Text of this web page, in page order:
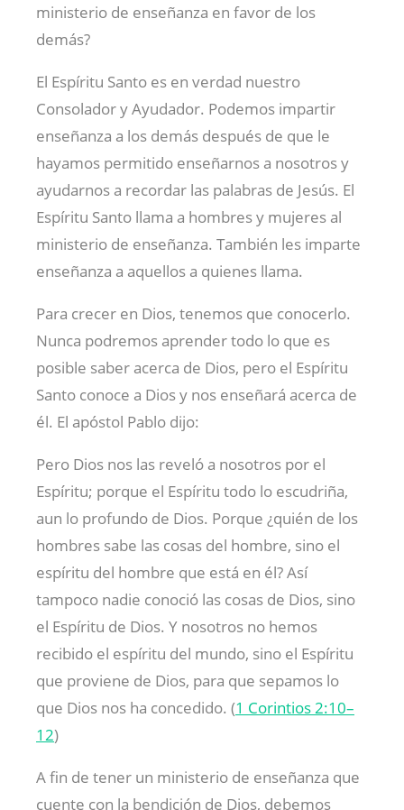
ministerio de enseñanza en favor de los
demás?
El Espíritu Santo es en verdad nuestro
Consolador y Ayudador. Podemos impartir
enseñanza a los demás después de que le
hayamos permitido enseñarnos a nosotros y
ayudarnos a recordar las palabras de Jesús. El
Espíritu Santo llama a hombres y mujeres al
ministerio de enseñanza. También les imparte
enseñanza a aquellos a quienes llama.
Para crecer en Dios, tenemos que conocerlo.
Nunca podremos aprender todo lo que es
posible saber acerca de Dios, pero el Espíritu
Santo conoce a Dios y nos enseñará acerca de
él. El apóstol Pablo dijo:
Pero Dios nos las reveló a nosotros por el
Espíritu; porque el Espíritu todo lo escudriña,
aun lo profundo de Dios. Porque ¿quién de los
hombres sabe las cosas del hombre, sino el
espíritu del hombre que está en él? Así
tampoco nadie conoció las cosas de Dios, sino
el Espíritu de Dios. Y nosotros no hemos
recibido el espíritu del mundo, sino el Espíritu
que proviene de Dios, para que sepamos lo
que Dios nos ha concedido. (1 Corintios 2:10–
12)
A fin de tener un ministerio de enseñanza que
cuente con la bendición de Dios, debemos